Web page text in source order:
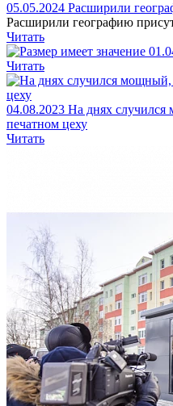
05.05.2024 Расширили
Расширили географию
Читать
Читать
04.08.2023 На днях
печатном цеху
Читать